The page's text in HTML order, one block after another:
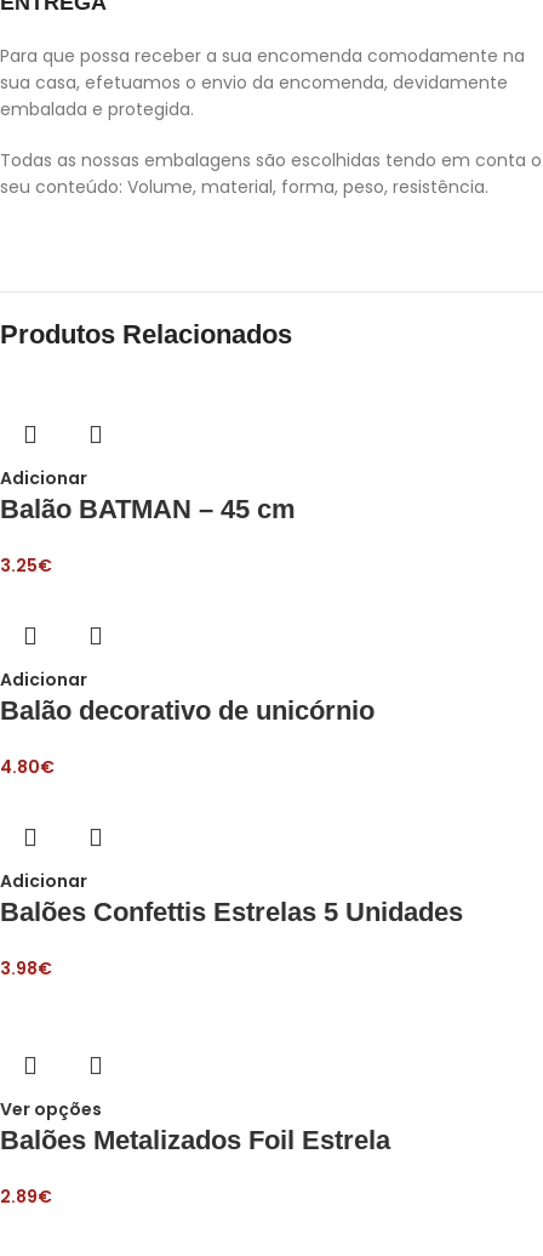
Para que possa receber a sua encomenda comodamente na
sua casa, efetuamos o envio da encomenda, devidamente
embalada e protegida.
Todas as nossas embalagens são escolhidas tendo em conta o
seu conteúdo: Volume, material, forma, peso, resistência.
Produtos Relacionados
Adicionar
Balão BATMAN – 45 cm
3.25€
Adicionar
Balão decorativo de unicórnio
4.80€
Adicionar
Balões Confettis Estrelas 5 Unidades
3.98€
Ver opções
Balões Metalizados Foil Estrela
2.89€